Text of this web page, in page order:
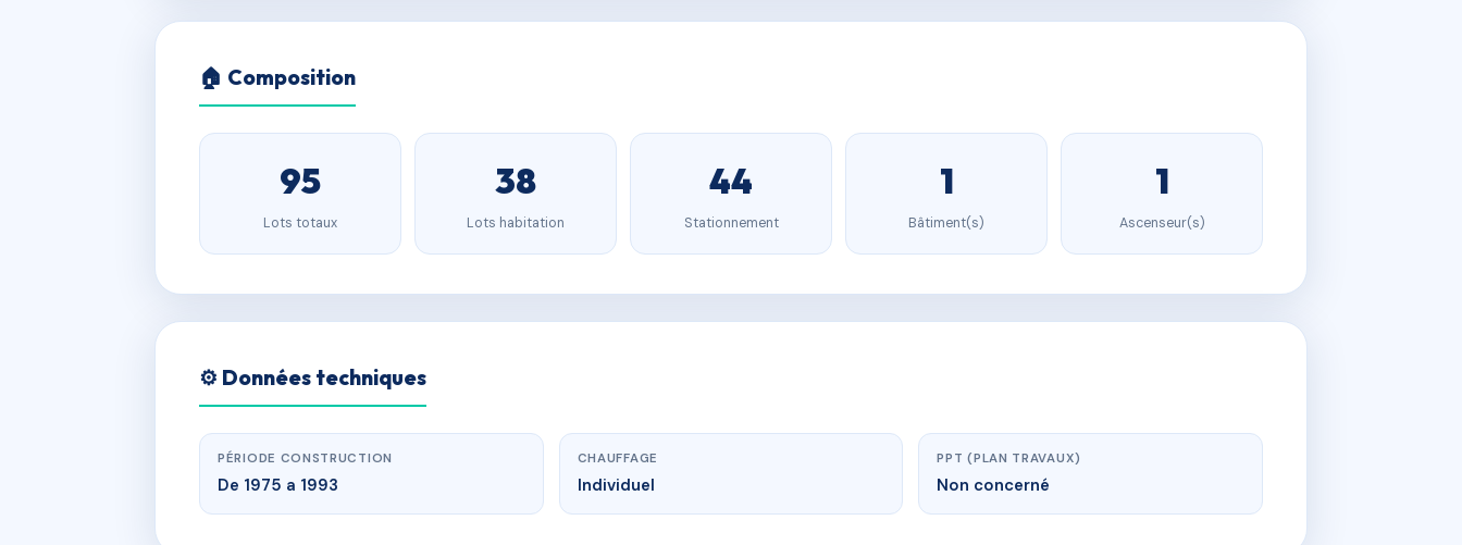
🏠 Composition
95
Lots totaux
38
Lots habitation
44
Stationnement
1
Bâtiment(s)
1
Ascenseur(s)
⚙️ Données techniques
PÉRIODE CONSTRUCTION
De 1975 a 1993
CHAUFFAGE
Individuel
PPT (PLAN TRAVAUX)
Non concerné